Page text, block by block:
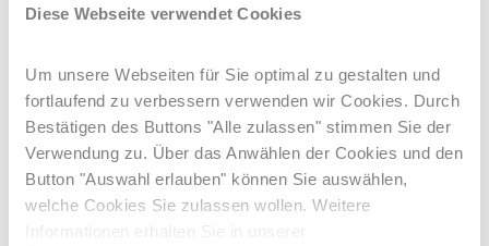
Diese Webseite verwendet Cookies
Um unsere Webseiten für Sie optimal zu gestalten und
fortlaufend zu verbessern verwenden wir Cookies. Durch
Bestätigen des Buttons "Alle zulassen" stimmen Sie der
Verwendung zu. Über das Anwählen der Cookies und den
Button "Auswahl erlauben" können Sie auswählen,
welche Cookies Sie zulassen wollen. Weitere
steht, spielt auch Romeo eine wichtige Rolle. Die Show
Fehlern zu lernen, mutig voranzugehen und das Leben
mit all seinen Facetten zu feiern. Romeos Weg zeigt
genau das – er erkennt, was wirklich zählt, und nutzt
die Chance, Liebe, Leichtigkeit und Lebensfreude neu
zu entdecken.